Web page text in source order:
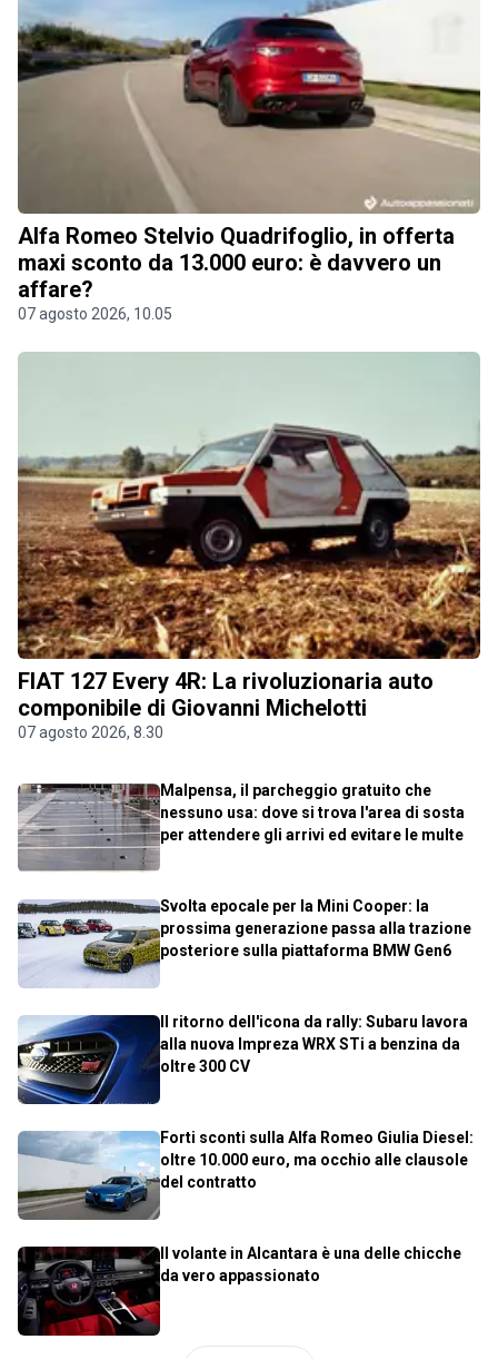
Alfa Romeo Stelvio Quadrifoglio, in offerta
maxi sconto da 13.000 euro: è davvero un
affare?
07 agosto 2026, 10.05
FIAT 127 Every 4R: La rivoluzionaria auto
componibile di Giovanni Michelotti
07 agosto 2026, 8.30
Malpensa, il parcheggio gratuito che
nessuno usa: dove si trova l'area di sosta
per attendere gli arrivi ed evitare le multe
Svolta epocale per la Mini Cooper: la
prossima generazione passa alla trazione
posteriore sulla piattaforma BMW Gen6
Il ritorno dell'icona da rally: Subaru lavora
alla nuova Impreza WRX STi a benzina da
oltre 300 CV
Forti sconti sulla Alfa Romeo Giulia Diesel:
oltre 10.000 euro, ma occhio alle clausole
del contratto
Il volante in Alcantara è una delle chicche
da vero appassionato